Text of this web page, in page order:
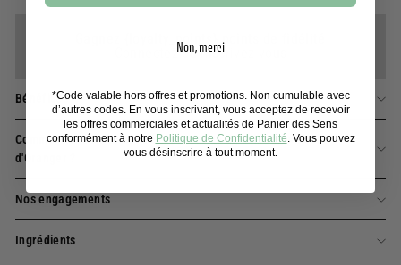
Gagnez {loyalty_points} points de fidélité
Connectez ou inscrivez-vous
Bénéfices
Comment utiliser ce coffret découverte de soins à la Fleur
d'Oranger ?
Nos engagements
Ingrédients
Non, merci
*Code valable hors offres et promotions. Non cumulable avec
d’autres codes. En vous inscrivant, vous acceptez de recevoir
les offres commerciales et actualités de Panier des Sens
conformément à notre Politique de Confidentialité . Vous pouvez
vous désinscrire à tout moment.